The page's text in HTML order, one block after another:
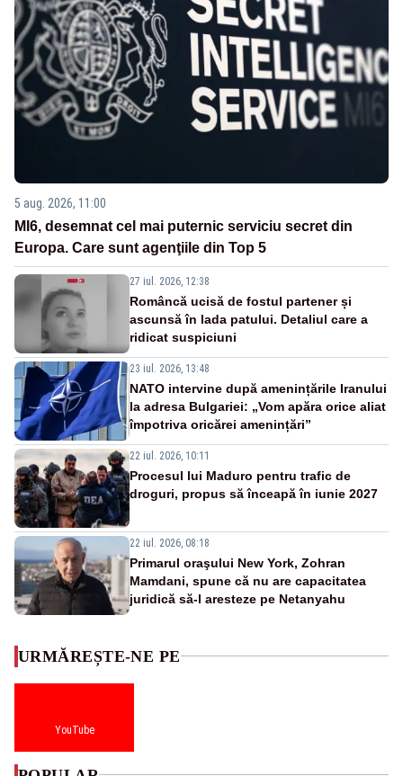
5 aug. 2026, 11:00
MI6, desemnat cel mai puternic serviciu secret din
Europa. Care sunt agenţiile din Top 5
27 iul. 2026, 12:38
Româncă ucisă de fostul partener și
ascunsă în lada patului. Detaliul care a
ridicat suspiciuni
23 iul. 2026, 13:48
NATO intervine după amenințările Iranului
la adresa Bulgariei: „Vom apăra orice aliat
împotriva oricărei amenințări”
22 iul. 2026, 10:11
Procesul lui Maduro pentru trafic de
droguri, propus să înceapă în iunie 2027
22 iul. 2026, 08:18
Primarul oraşului New York, Zohran
Mamdani, spune că nu are capacitatea
juridică să-l aresteze pe Netanyahu
URMĂREȘTE-NE PE
YouTube